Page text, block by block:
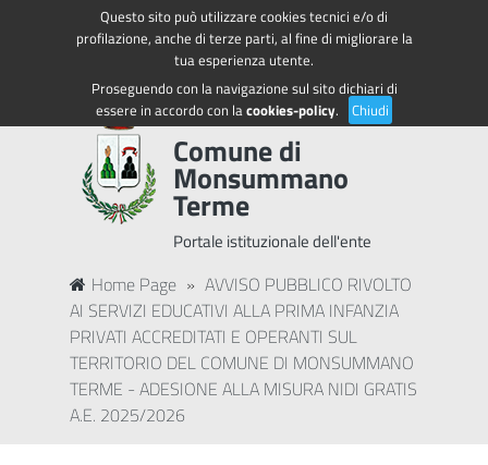
Questo sito può utilizzare cookies tecnici e/o di
profilazione, anche di terze parti, al fine di migliorare la
tua esperienza utente.
Proseguendo con la navigazione sul sito dichiari di
essere in accordo con lacookies-policy. Chiudi
Regione Toscana Accedi ai servizi
Comune di
Monsummano
Terme
Portale istituzionale dell'ente
Home Page » AVVISO PUBBLICO RIVOLTO
AI SERVIZI EDUCATIVI ALLA PRIMA INFANZIA
PRIVATI ACCREDITATI E OPERANTI SUL
TERRITORIO DEL COMUNE DI MONSUMMANO
TERME - ADESIONE ALLA MISURA NIDI GRATIS
A.E. 2025/2026